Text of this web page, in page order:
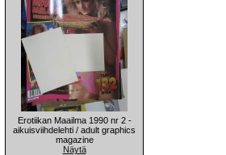
Erotiikan Maailma 1990 nr 2 -
aikuisviihdelehti / adult graphics
magazine
Näytä